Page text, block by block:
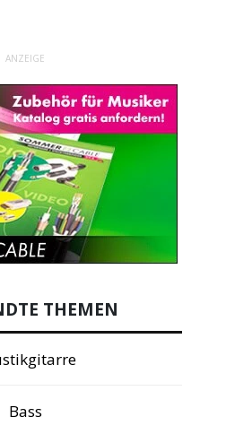
ANZEIGE
THEMEN
Bass